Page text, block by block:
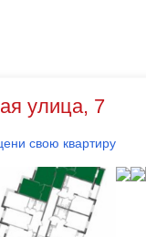
улица, 7
свою квартиру